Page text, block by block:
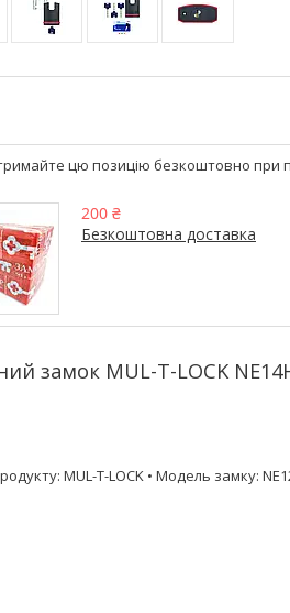
цю позицію безкоштовно при
200 ₴
Безкоштовна доставка
замок MUL-T-LOCK
MUL-T-LOCK • Модель замку: